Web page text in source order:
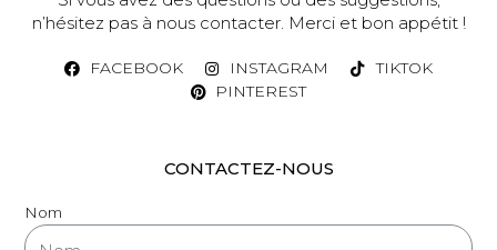
n’hésitez pas à nous contacter. Merci et bon appétit !
FACEBOOK INSTAGRAM
TIKTOK
PINTEREST
CONTACTEZ-NOUS
Nom